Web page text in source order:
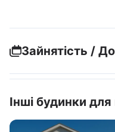
Зайнятість /
Інші будинки